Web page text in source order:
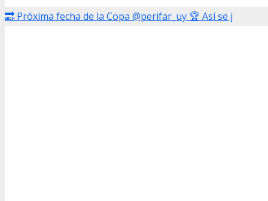
🔜 Próxima fecha de la Copa @perifar_uy 🏆 Así se j